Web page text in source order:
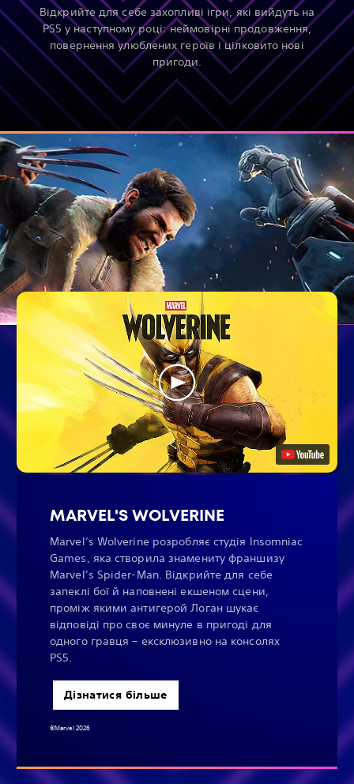
Відкрийте для себе захопливі ігри, які вийдуть на
PS5 у наступному році: неймовірні продовження,
повернення улюблених героїв і цілковито нові
пригоди.
MARVEL'S WOLVERINE
Marvel’s Wolverine розробляє студія Insomniac
Games, яка створила знамениту франшизу
Marvel’s Spider-Man. Відкрийте для себе
запеклі бої й наповнені екшеном сцени,
проміж якими антигерой Логан шукає
відповіді про своє минуле в пригоді для
одного гравця – ексклюзивно на консолях
PS5.
Дізнатися більше
©Marvel 2026